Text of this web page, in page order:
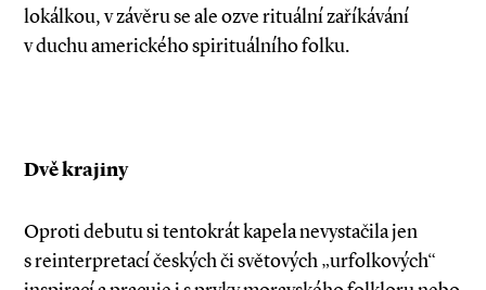
lokálkou, v závěru se ale ozve rituální zaříkávání
v duchu amerického spirituálního folku.
Dvě krajiny
Oproti debutu si tentokrát kapela nevystačila jen
s reinterpretací českých či světových „urfolkových“